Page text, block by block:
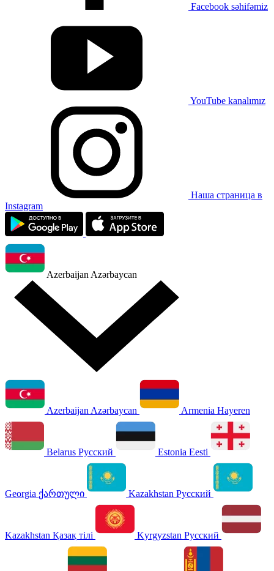
Facebook səhifəmiz
YouTube kanalımız
Наша страница в
Instagram
Azerbaijan Azərbaycan
Azerbaijan Azərbaycan Armenia Hayeren
Belarus Русский Estonia Eesti
Georgia ქართული Kazakhstan Русский
Kazakhstan Қазақ тілі Kyrgyzstan Русский